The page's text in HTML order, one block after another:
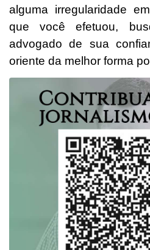
alguma irregularidade
que você efetuou,
advogado de sua
oriente da melhor forma